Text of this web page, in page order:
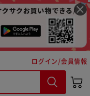
ログイン/会員情報